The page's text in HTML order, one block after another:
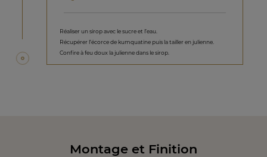
Réaliser un sirop avec le sucre et l’eau.
Récupérer l’écorce de kumquatine puis la tailler en julienne.
Confire à feu doux la julienne dans le sirop.
Montage et Finition